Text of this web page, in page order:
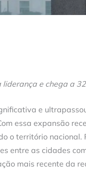
e chega a
e
essa expansão
o território
entre as cidades
mais recente da